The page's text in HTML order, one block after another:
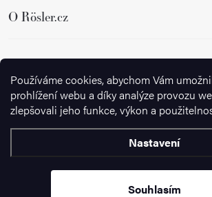
Používáme cookies, abychom Vám
prohlížení webu a díky analýze provozu
zlepšovali jeho funkce, výkon a
Nastavení
Souhlasím
O Rösler.cz
Sledujte nás